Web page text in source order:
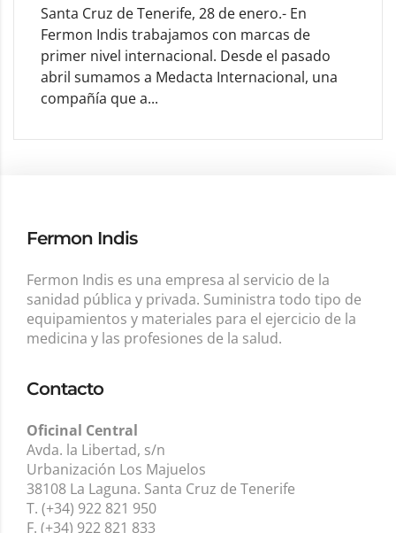
Santa Cruz de Tenerife, 28 de enero.- En
Fermon Indis trabajamos con marcas de
primer nivel internacional. Desde el pasado
abril sumamos a Medacta Internacional, una
compañía que a...
Fermon Indis
Fermon Indis es una empresa al servicio de la
sanidad pública y privada. Suministra todo tipo de
equipamientos y materiales para el ejercicio de la
medicina y las profesiones de la salud.
Contacto
Oficinal Central
Avda. la Libertad, s/n
Urbanización Los Majuelos
38108 La Laguna. Santa Cruz de Tenerife
T. (+34) 922 821 950
F. (+34) 922 821 833